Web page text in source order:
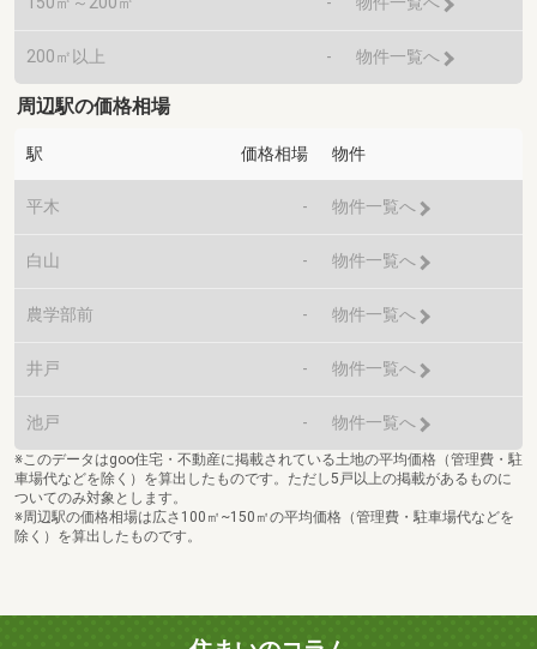
200㎡以上 - 物件一覧へ
周辺駅の価格相場
駅 価格相場 物件
平木 - 物件一覧へ
白山 - 物件一覧へ
農学部前 - 物件一覧へ
井戸 - 物件一覧へ
池戸 - 物件一覧へ
※このデータはgoo住宅・不動産に掲載されている土地の平均価格（管理費・駐
車場代などを除く）を算出したものです。ただし5戸以上の掲載があるものに
ついてのみ対象とします。
※周辺駅の価格相場は広さ100㎡~150㎡の平均価格（管理費・駐車場代などを
除く）を算出したものです。